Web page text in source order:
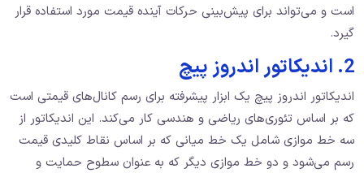
است و می‌تواند برای پیش‌بینی حرکات آینده قیمت مورد استفاده قرار
گیرد.
2. اندیکاتور اندروز پیچ
اندیکاتور اندروز پیچ یک ابزار پیشرفته برای رسم کانال‌های قیمتی است
که بر اساس تئوری‌های ریاضی و هندسی کار می‌کند. این اندیکاتور از
سه خط موازی شامل یک خط میانی که بر اساس نقاط کلیدی قیمت
رسم می‌شود و دو خط موازی دیگر که به عنوان سطوح حمایت و